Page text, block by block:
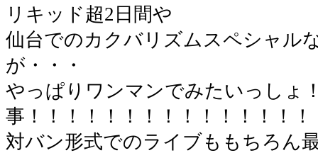
リキッド超2日間や
仙台でのカクバリズムスペシャル
が・・・
やっぱりワンマンでみたいっしょ
事！！！！！！！！！！！！！！！
対バン形式でのライブももちろん